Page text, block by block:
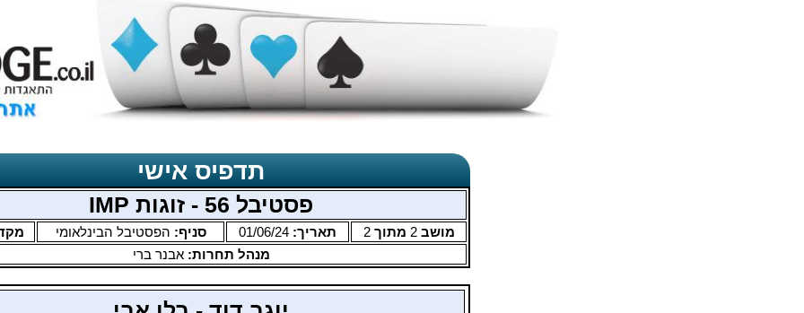
תדפיס אישי
פסטיבל 56 - זוגות IMP
מושב2 מתוך2 תאריך: 01/06/24 סניף: הפסטיבל הבינלאומי
מנהל תחרות:אבנר ברי